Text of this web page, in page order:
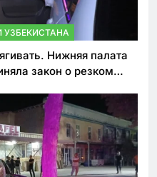
УЗБЕКИСТАНА
Нижняя палата
закон о резком